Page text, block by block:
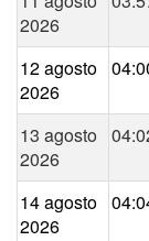
2026
12 agosto
2026
13 agosto
2026
14 agosto
2026